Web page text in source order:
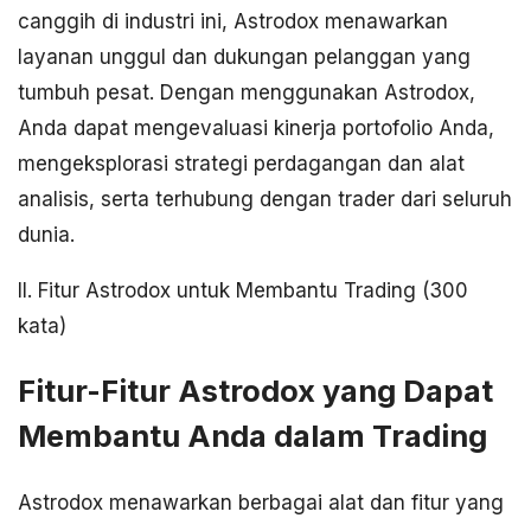
canggih di industri ini, Astrodox menawarkan
layanan unggul dan dukungan pelanggan yang
tumbuh pesat. Dengan menggunakan Astrodox,
Anda dapat mengevaluasi kinerja portofolio Anda,
mengeksplorasi strategi perdagangan dan alat
analisis, serta terhubung dengan trader dari seluruh
dunia.
II. Fitur Astrodox untuk Membantu Trading (300
kata)
Fitur-Fitur Astrodox yang Dapat
Membantu Anda dalam Trading
Astrodox menawarkan berbagai alat dan fitur yang